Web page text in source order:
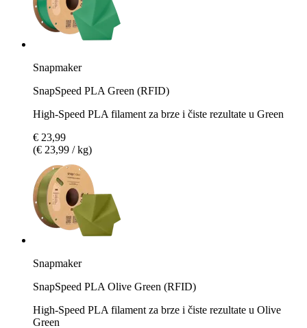
Snapmaker
SnapSpeed PLA Green (RFID)
High-Speed PLA filament za brze i čiste rezultate u Green
€ 23,99
(€ 23,99 / kg)
Snapmaker
SnapSpeed PLA Olive Green (RFID)
High-Speed PLA filament za brze i čiste rezultate u Olive
Green